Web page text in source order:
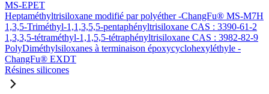
MS-EPET
Heptaméthyltrisiloxane modifié par polyéther -ChangFu® MS-M7H
1,3,5-Triméthyl-1,1,3,5,5-pentaphényltrisiloxane CAS : 3390-61-2
1,3,3,5-tétraméthyl-1,1,5,5-tétraphényltrisiloxane CAS : 3982-82-9
PolyDiméthylsiloxanes à terminaison époxycyclohexyléthyle -
ChangFu® EXDT
Résines silicones